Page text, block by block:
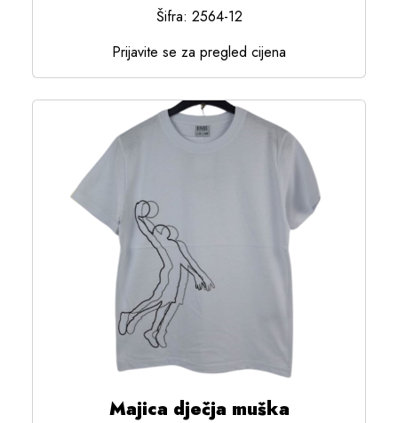
Šifra: 2564-12
Prijavite se za pregled cijena
Majica dječja muška